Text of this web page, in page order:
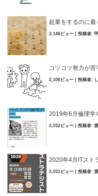
起業をするのに
2,146ビュー 投稿者:
コツコツ努力が
2,100ビュー 投稿者:
2019年6月倫理学
2,032ビュー 投稿者:
2020年4月ITスト
2,031ビュー 投稿者: